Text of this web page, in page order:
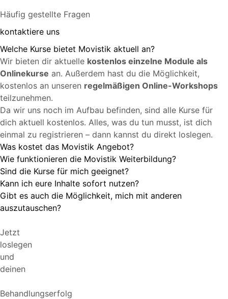
Häufig gestellte Fragen
kontaktiere uns
Welche Kurse bietet Movistik aktuell an?
Wir bieten dir aktuelle kostenlos einzelne Module als
Onlinekurse an. Außerdem hast du die Möglichkeit,
kostenlos an unseren regelmäßigen Online-Workshops
teilzunehmen.
Da wir uns noch im Aufbau befinden, sind alle Kurse für
dich aktuell kostenlos. Alles, was du tun musst, ist dich
einmal zu registrieren – dann kannst du direkt loslegen.
Was kostet das Movistik Angebot?
Wie funktionieren die Movistik Weiterbildung?
Sind die Kurse für mich geeignet?
Kann ich eure Inhalte sofort nutzen?
Gibt es auch die Möglichkeit, mich mit anderen
auszutauschen?
Jetzt
loslegen
und
deinen
Behandlungserfolg